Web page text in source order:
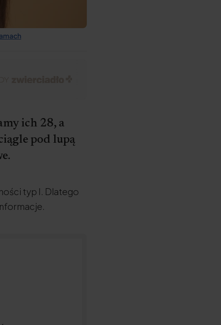
ich 28, a
pod lupą
typ I. Dlatego